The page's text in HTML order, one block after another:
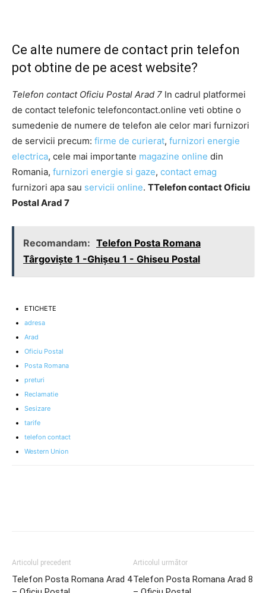
Ce alte numere de contact prin telefon
pot obtine de pe acest website?
Telefon contact Oficiu Postal Arad 7 In cadrul platformei
de contact telefonic telefoncontact.online veti obtine o
sumedenie de numere de telefon ale celor mari furnizori
de servicii precum: firme de curierat, furnizori energie
electrica, cele mai importante magazine online din
Romania, furnizori energie si gaze, contact emag
furnizori apa sau servicii online. TTelefon contact Oficiu
Postal Arad 7
Recomandam: Telefon Posta Romana
Târgovişte 1 -Ghişeu 1 - Ghiseu Postal
ETICHETE
adresa
Arad
Oficiu Postal
Posta Romana
preturi
Reclamatie
Sesizare
tarife
telefon contact
Western Union
Articolul precedent
Telefon Posta Romana Arad 4
Articolul următor
Telefon Posta Romana Arad 8